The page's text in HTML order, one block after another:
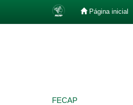
Página inicial
FECAP